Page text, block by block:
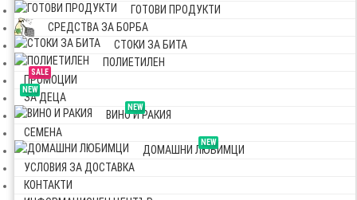
ГОТОВИ ПРОДУКТИ
СРЕДСТВА ЗА БОРБА
СТОКИ ЗА БИТА
ПОЛИЕТИЛЕН
SALE
ПРОМОЦИИ
NEW
ЗА ДЕЦА
NEW
ВИНО И РАКИЯ
СЕМЕНА
NEW
ДОМАШНИ ЛЮБИМЦИ
УСЛОВИЯ ЗА ДОСТАВКА
КОНТАКТИ